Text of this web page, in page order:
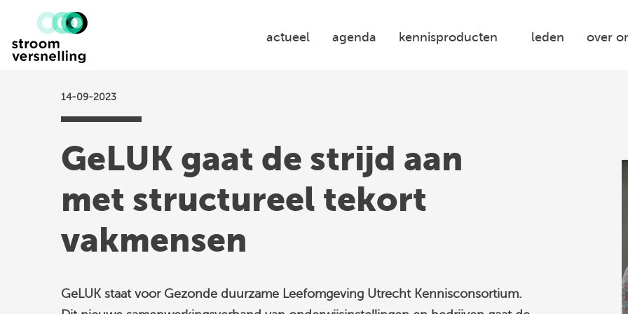
Stroomversnelling
actueel agenda kennisproducten leden over
14-09-2023
GeLUK gaat de strijd aan
met structureel tekort
vakmensen
GeLUK staat voor Gezonde duurzame Leefomgeving Utrecht Kennisconsortium.